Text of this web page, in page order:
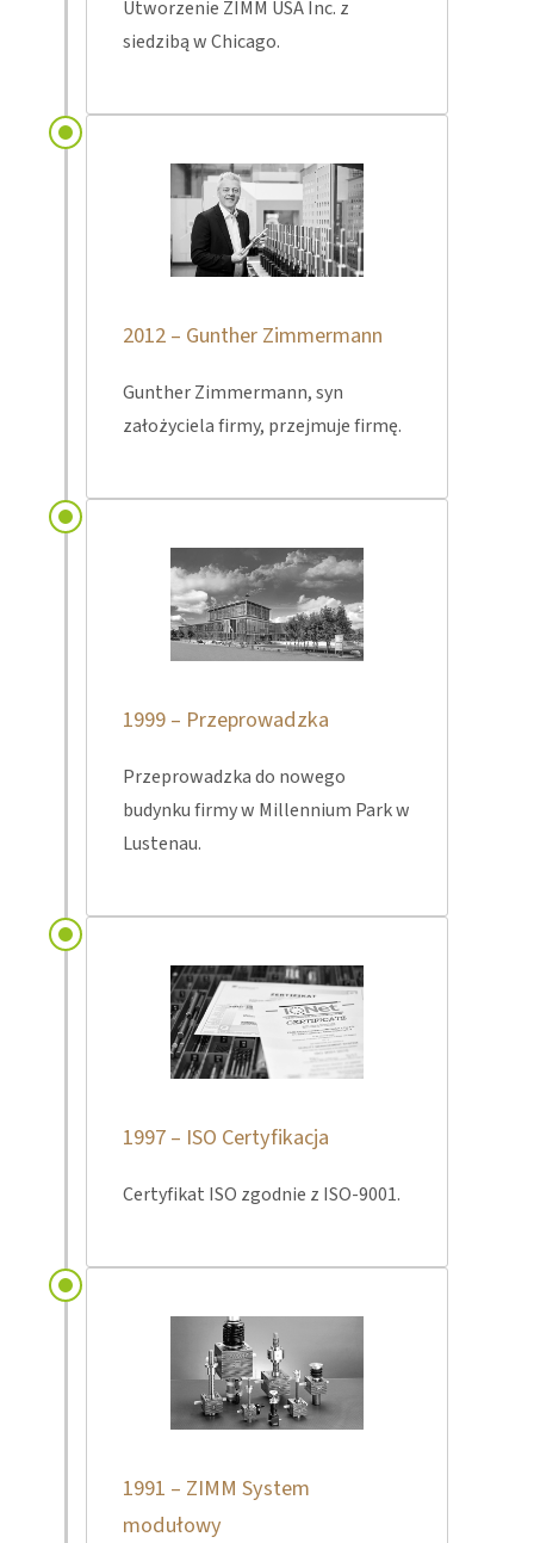
Utworzenie ZIMM USA Inc. z
siedzibą w Chicago.
2012 – Gunther Zimmermann
Gunther Zimmermann, syn
założyciela firmy, przejmuje firmę.
1999 – Przeprowadzka
Przeprowadzka do nowego
budynku firmy w Millennium Park w
Lustenau.
1997 – ISO Certyfikacja
Certyfikat ISO zgodnie z ISO-9001.
1991 – ZIMM System
modułowy